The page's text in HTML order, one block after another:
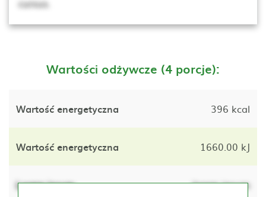
cursus.
Wartości odżywcze (4 porcje):
Wartość energetyczna 396 kcal
Wartość energetyczna 1660.00 kJ
Lorem ipsum lorem ipsum